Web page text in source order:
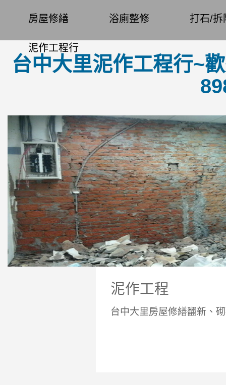
房屋修繕 浴廁整修 打石/拆
泥作工程行
台中大里泥作工程行~
泥作工程
台中大里房屋修繕翻新、